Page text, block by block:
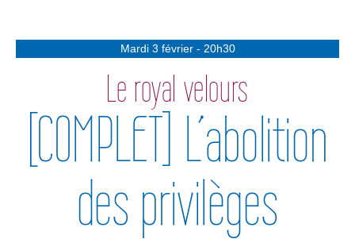
Mardi 3 février - 20h30
Le royal velours
[COMPLET] L’abolition
des privilèges